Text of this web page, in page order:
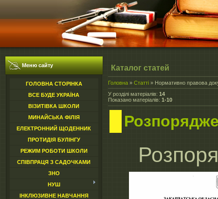
Меню сайту
ГОЛОВНА СТОРІНКА
ВСЕ БУДЕ УКРАЇНА
ВІЗИТІВКА ШКОЛИ
МИНАЙСЬКА ФІЛІЯ
ЕЛЕКТРОННИЙ ЩОДЕННИК
ПРОТИДІЯ БУЛІНГУ
РЕЖИМ РОБОТИ ШКОЛИ
СПІВПРАЦЯ З САДОЧКАМИ
ЗНО
НУШ
ІНКЛЮЗИВНЕ НАВЧАННЯ
Каталог статей
Головна » Статті » Нормативно правова
У розділі матеріалів: 14
Показано матеріалів: 1-10